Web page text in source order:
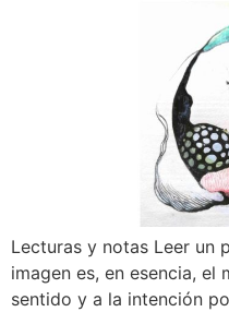
Lecturas y notas Leer un
imagen es, en esencia, el
sentido y a la intención